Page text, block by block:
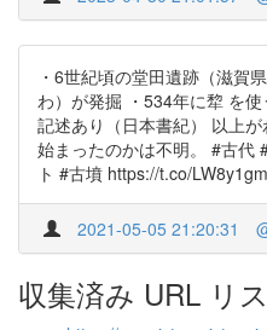
・6世紀頃の堂田遺跡（滋
わ）が発掘 ・534年に犂 を
記述あり（日本書紀） 以上
始まったのかは不明。 #古代
ト #古墳 https://t.co/
2021-05-05 21:20:31
収集済み URL リ